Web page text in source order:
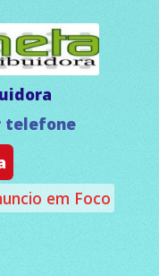
telefone
em Foco